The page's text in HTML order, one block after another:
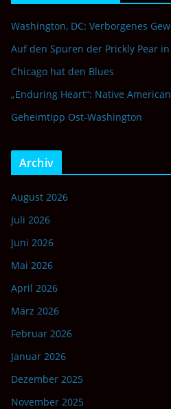
Washington, DC: Verborgenes
Auf den Spuren der Prickly Pear
Chicago hat den Blues
„Enduring Heart“: Native
Geheimtipp Ost-Washington
Archiv
August 2026
Juli 2026
Juni 2026
Mai 2026
April 2026
März 2026
Februar 2026
Januar 2026
Dezember 2025
November 2025